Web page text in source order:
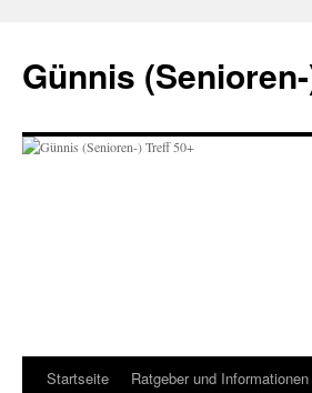
springen
Günnis
Startseite Ratgeber und Informationen